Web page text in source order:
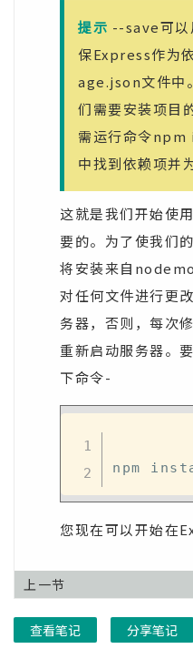
提示 --save可以
保Express作为
age.json文件中
们需要安装项目
需运行命令
中找到依赖项并
这就是我们开始使
要的。为了使我们
将安装来自
对任何文件进行更
务器，否则，每次
重新启动服务器。
下命令-
您现在可以开始在
上一节
查看笔记 分享笔记